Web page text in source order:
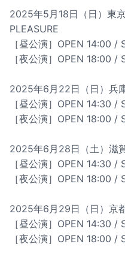
2025年5月18日（日）東
PLEASURE
［昼公演］OPEN 14:00 /
［夜公演］OPEN 18:00 /
2025年6月22日（日）兵
［昼公演］OPEN 14:30 /
［夜公演］OPEN 18:00 /
2025年6月28日（土）滋
［昼公演］OPEN 14:30 /
［夜公演］OPEN 18:00 /
2025年6月29日（日）京
［昼公演］OPEN 14:30 /
［夜公演］OPEN 18:00 /